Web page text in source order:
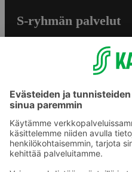
S-ryhmän palvelut
S-ostoslista -sovellus
Prisma.fi
Sokos.fi
S-Pankki
Yhteishyvä
Sokos Hotels